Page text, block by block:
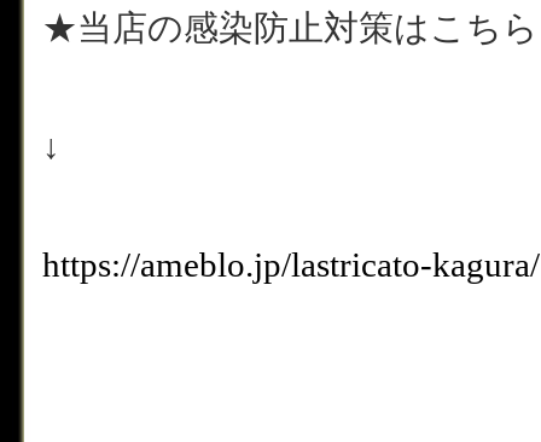
★当店の感染防止対策はこち
↓
https://ameblo.jp/lastricato-